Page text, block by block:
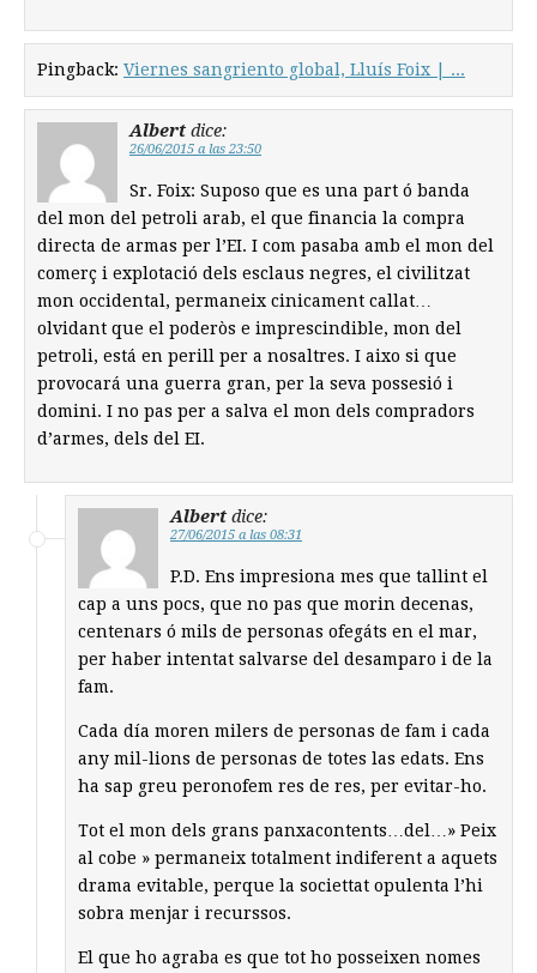
Pingback: Viernes sangriento global, Lluís Foix | ...
Albert dice:
26/06/2015 a las 23:50
Sr. Foix: Suposo que es una part ó banda
del mon del petroli arab, el que financia la compra
directa de armas per l’EI. I com pasaba amb el mon del
comerç i explotació dels esclaus negres, el civilitzat
mon occidental, permaneix cinicament callat…
olvidant que el poderòs e imprescindible, mon del
petroli, está en perill per a nosaltres. I aixo si que
provocará una guerra gran, per la seva possesió i
domini. I no pas per a salva el mon dels compradors
d’armes, dels del EI.
Albert dice:
27/06/2015 a las 08:31
P.D. Ens impresiona mes que tallint el
cap a uns pocs, que no pas que morin decenas,
centenars ó mils de personas ofegáts en el mar,
per haber intentat salvarse del desamparo i de la
fam.
Cada día moren milers de personas de fam i cada
any mil-lions de personas de totes las edats. Ens
ha sap greu peronofem res de res, per evitar-ho.
Tot el mon dels grans panxacontents…del…» Peix
al cobe » permaneix totalment indiferent a aquets
drama evitable, perque la societtat opulenta l’hi
sobra menjar i recurssos.
El que ho agraba es que tot ho posseixen nomes